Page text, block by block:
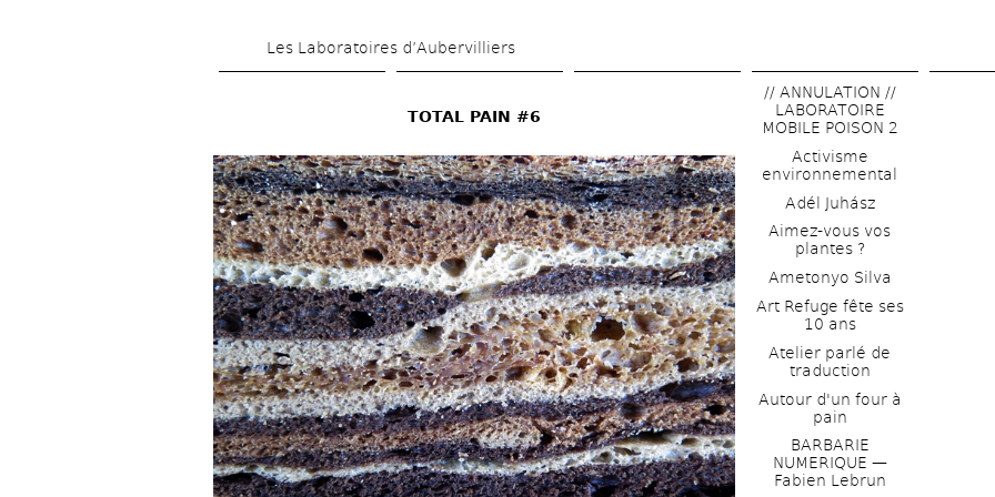
contenu
Les Laboratoires d’Aubervilliers
TOTAL PAIN #6
// ANNULATION //
LABORATOIRE
MOBILE POISON 2
Activisme
environnemental
Adél Juhász
Aimez-vous vos
plantes ?
Ametonyo Silva
Art Refuge fête ses
10 ans
Atelier parlé de
traduction
Autour d'un four à
pain
BARBARIE
NUMERIQUE —
Fabien Lebrun